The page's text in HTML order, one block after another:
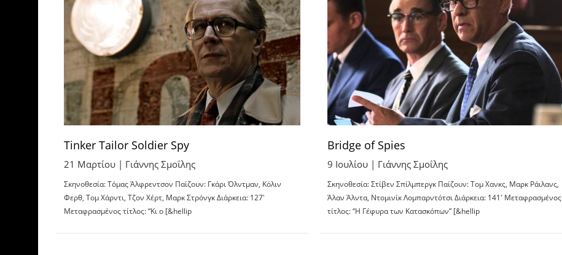
Tinker Tailor Soldier Spy
21 Μαρτίου | Γιάννης Σμοΐλης
Σκηνοθεσία: Τόμας Άλφρεντσον Παίζουν: Γκάρι Όλντμαν, Κόλιν
Φερθ, Τομ Χάρντι, Τζον Χέρτ, Μαρκ Στρόνγκ Διάρκεια: 127′
Μεταφρασμένος τίτλος: “Κι ο [&hellip
Bridge of Spies
9 Ιουλίου | Γιάννης Σμοΐλης
Σκηνοθεσία: Στίβεν Σπίλμπεργκ Παίζουν: Τομ Χανκς, Μαρκ Ράιλανς,
Άλαν Άλντα, Ντομινίκ Λομπαρντότσι Διάρκεια: 141′ Μεταφρασμένος
τίτλος: “Η Γέφυρα των Κατασκόπων” [&hellip